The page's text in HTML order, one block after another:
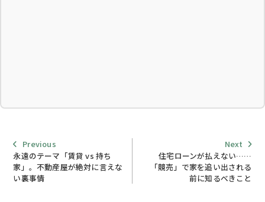
投稿ナビゲーション
PreviousPrevious
post:
永遠のテーマ「賃貸 vs 持ち
家」。不動産屋が絶対に言えな
い裏事情
Next
post:住宅ローンが払えない……
「競売」で家を追い出される
前に知るべきこと